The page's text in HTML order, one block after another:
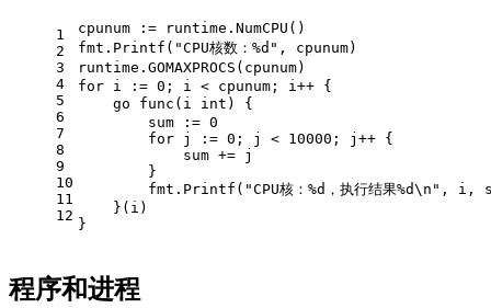
1
2
3
4
5
6
7
8
9
10
11
12
cpunum := runtime.NumCPU()
fmt.Printf("CPU核数：%d", cpunum)
runtime.GOMAXPROCS(cpunum)
for i := 0; i < cpunum; i++ {
        sum := 0
        for j := 0; j < 10000; j++ {
            sum += j
        }
fmt.Printf("CPU核：%d，执行结果%d\n", i,
    }(i)
}
程序和进程